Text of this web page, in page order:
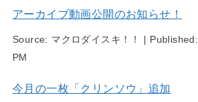
アーカイブ動画公開のお知らせ！
Source: マクロダイスキ！！ | Published:
PM
今月の一枚「クリンソウ」追加